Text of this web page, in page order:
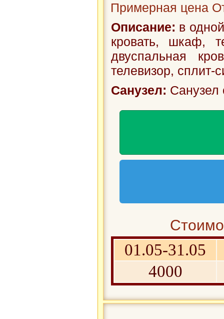
Примерная цена
Описание: в
кровать, шкаф,
двуспальная
телевизор, сплит-
Санузел:
01.05-31.05
4000